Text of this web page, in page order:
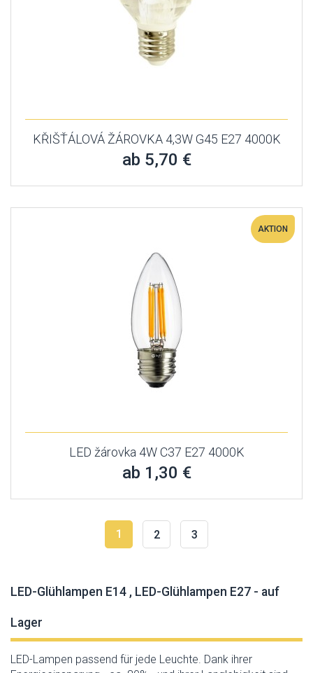
KŘIŠŤÁLOVÁ ŽÁROVKA 4,3W G45 E27 4000K
ab 5,70 €
AKTION
LED žárovka 4W C37 E27 4000K
ab 1,30 €
1 2 3
LED-Glühlampen E14 , LED-Glühlampen E27 - auf
Lager
LED-Lampen passend für jede Leuchte. Dank ihrer